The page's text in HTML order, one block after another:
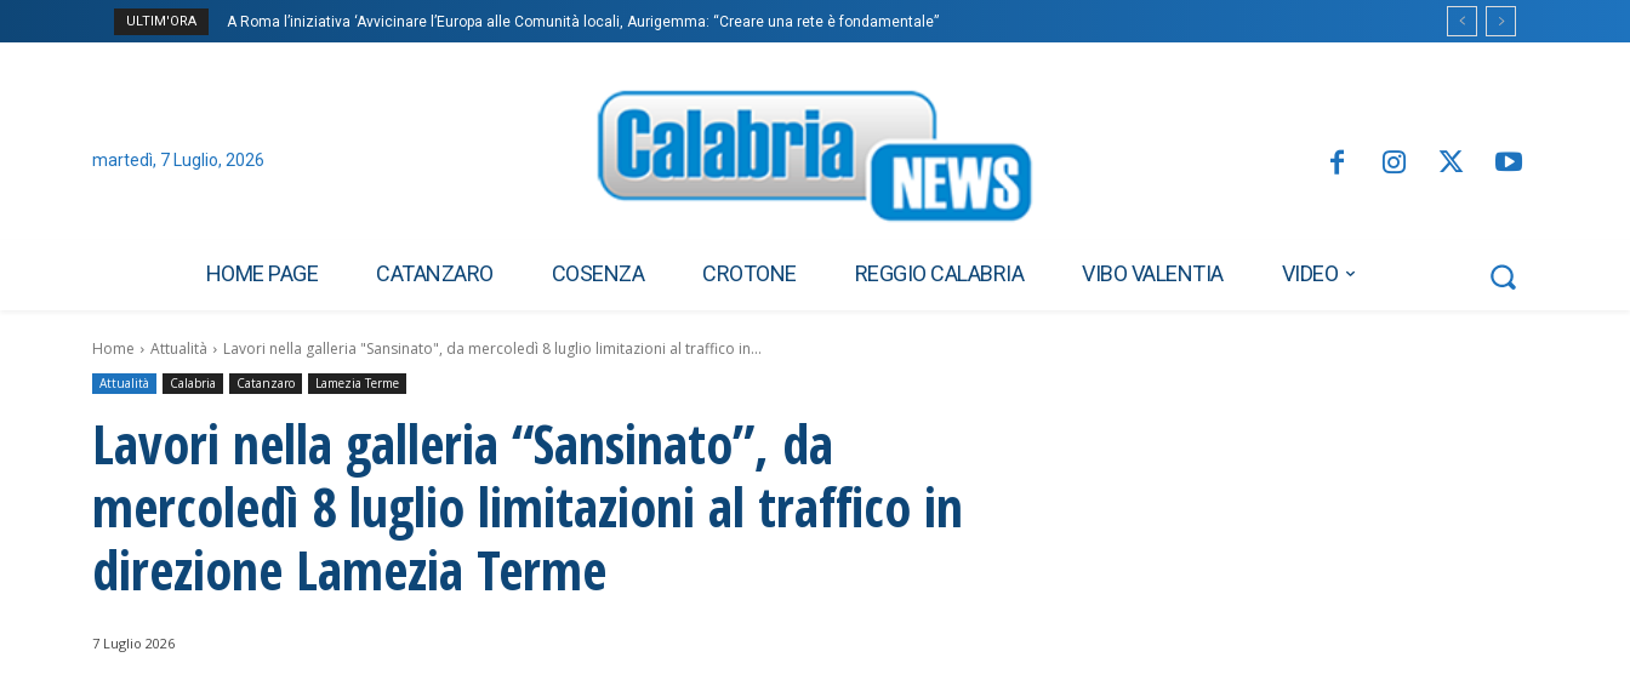
ULTIM'ORA A Roma l’iniziativa ‘Avvicinare l’Europa alle Comunità locali, Aurigemma: “Creare una rete è fondamentale”
martedì, 7 Luglio, 2026
HOME PAGE CATANZARO COSENZA CROTONE REGGIO CALABRIA VIBO VALENTIA VIDEO
Home Attualità Lavori nella galleria "Sansinato", da mercoledì 8 luglio limitazioni al traffico in...
Attualità Calabria Catanzaro Lamezia Terme
Lavori nella galleria “Sansinato”, da
mercoledì 8 luglio limitazioni al traffico in
direzione Lamezia Terme
7 Luglio 2026